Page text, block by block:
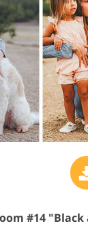
#14